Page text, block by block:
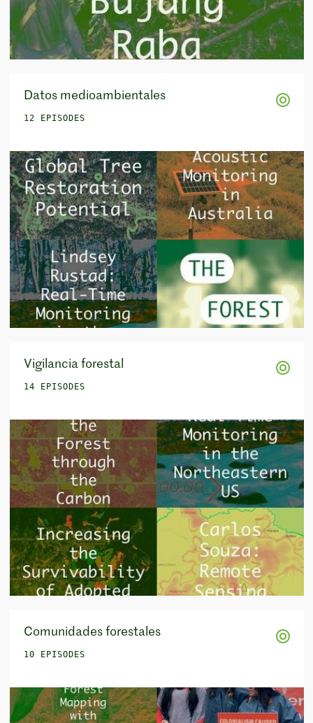
Datos medioambientales
12 EPISODES
Vigilancia forestal
14 EPISODES
Comunidades forestales
10 EPISODES